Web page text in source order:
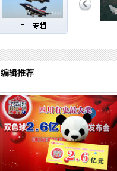
编辑推荐